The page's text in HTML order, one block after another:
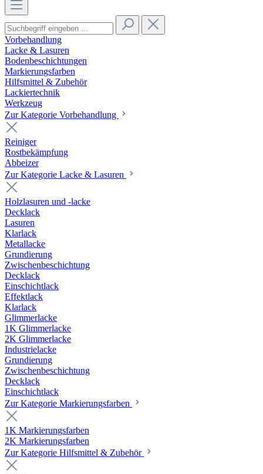
Vorbehandlung
Lacke & Lasuren
Bodenbeschichtungen
Markierungsfarben
Hilfsmittel & Zubehör
Lackiertechnik
Werkzeug
Zur Kategorie Vorbehandlung
Reiniger
Rostbekämpfung
Abbeizer
Zur Kategorie Lacke & Lasuren
Holzlasuren und -lacke
Decklack
Lasuren
Klarlack
Metallacke
Grundierung
Zwischenbeschichtung
Decklack
Einschichtlack
Effektlack
Klarlack
Glimmerlacke
1K Glimmerlacke
2K Glimmerlacke
Industrielacke
Grundierung
Zwischenbeschichtung
Decklack
Einschichtlack
Zur Kategorie Markierungsfarben
1K Markierungsfarben
2K Markierungsfarben
Zur Kategorie Hilfsmittel & Zubehör